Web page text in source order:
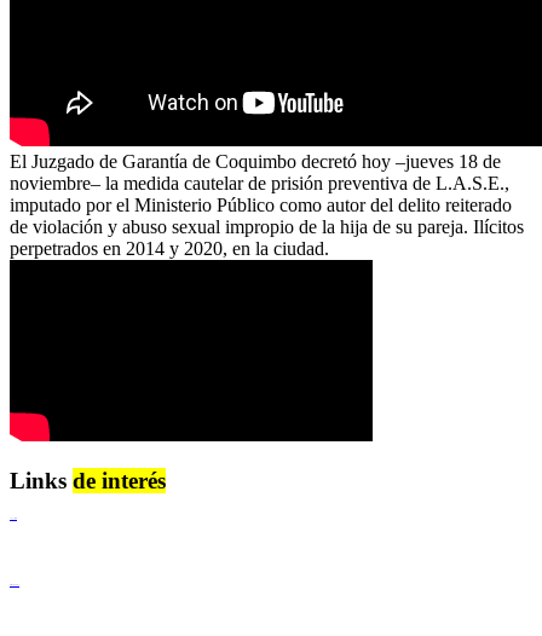
El Juzgado de Garantía de Coquimbo decretó hoy –jueves 18 de
noviembre– la medida cautelar de prisión preventiva de L.A.S.E.,
imputado por el Ministerio Público como autor del delito reiterado
de violación y abuso sexual impropio de la hija de su pareja. Ilícitos
perpetrados en 2014 y 2020, en la ciudad.
Links de interés